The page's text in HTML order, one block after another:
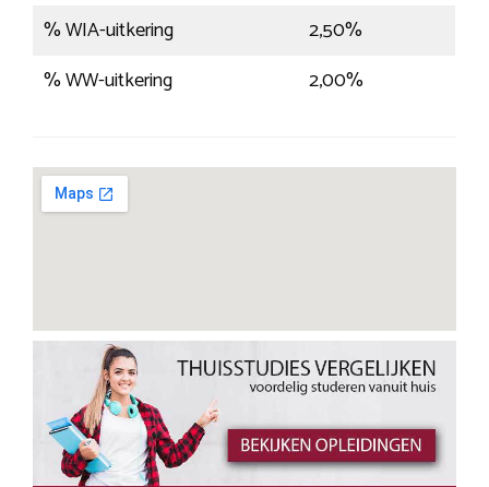
% WIA-uitkering
2,50%
% WW-uitkering
2,00%